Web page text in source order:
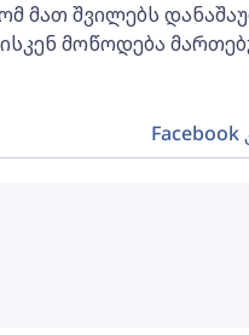
მათ შვილებს
მოწოდება